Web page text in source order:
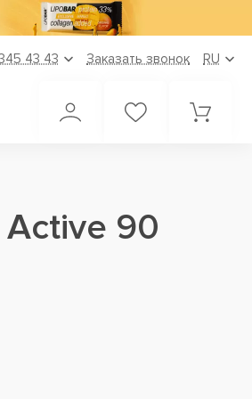
43 43 Заказать звонок RU
90